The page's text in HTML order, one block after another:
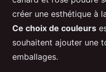
créer une esthétique à
Ce choix de couleurs
souhaitent ajouter une
emballages.